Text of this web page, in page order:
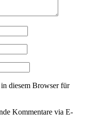
diesem Browser für
Kommentare via E-